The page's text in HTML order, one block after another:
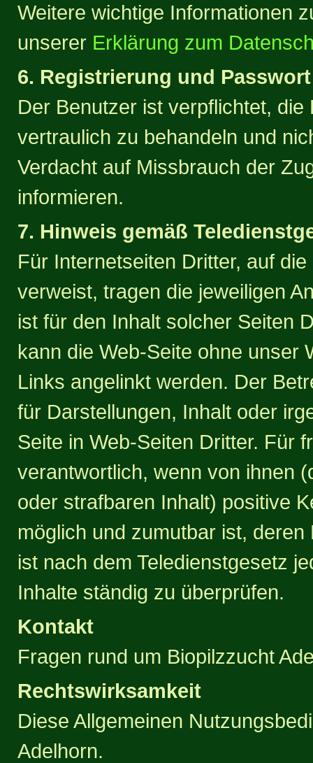
Weitere wichtige Informationen
unserer Erklärung zum
6. Registrierung und Passwort
Der Benutzer ist verpflichtet,
vertraulich zu behandeln und
Verdacht auf Missbrauch der
informieren.
7. Hinweis gemäß
Für Internetseiten Dritter, auf
verweist, tragen die jeweiligen
ist für den Inhalt solcher Seiten
kann die Web-Seite ohne unser
Links angelinkt werden. Der
für Darstellungen, Inhalt oder
Seite in Web-Seiten Dritter. Für
verantwortlich, wenn von ihnen
oder strafbaren Inhalt) positive
möglich und zumutbar ist,
ist nach dem Teledienstgesetz
Inhalte ständig zu überprüfen.
Kontakt
Fragen rund um Biopilzzucht
Rechtswirksamkeit
Diese Allgemeinen
Adelhorn.